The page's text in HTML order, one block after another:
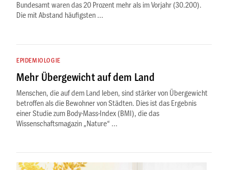
Bundesamt waren das 20 Prozent mehr als im Vorjahr (30.200).
Die mit Abstand häufigsten ...
EPIDEMIOLOGIE
Mehr Übergewicht auf dem Land
Menschen, die auf dem Land leben, sind stärker von Übergewicht
betroffen als die Bewohner von Städten. Dies ist das Ergebnis
einer Studie zum Body-Mass-Index (BMI), die das
Wissenschaftsmagazin „Nature“ ...